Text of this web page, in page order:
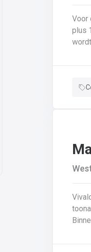
Voor
plus
van
een
efficiëntie centraal